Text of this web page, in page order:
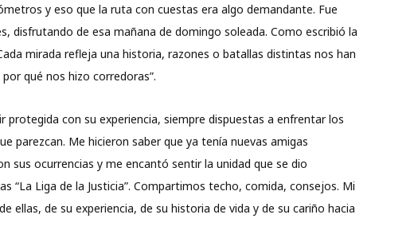
y eso que la ruta con cuestas era algo demandante. Fue
disfrutando de esa mañana de domingo soleada. Como escribió la
mirada refleja una historia, razones o batallas distintas nos han
qué nos hizo corredoras”.
protegida con su experiencia, siempre dispuestas a enfrentar los
parezcan. Me hicieron saber que ya tenía nuevas amigas
sus ocurrencias y me encantó sentir la unidad que se dio
“La Liga de la Justicia”. Compartimos techo, comida, consejos. Mi
ellas, de su experiencia, de su historia de vida y de su cariño hacia